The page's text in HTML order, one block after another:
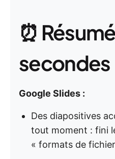
⏰
secondes
Google Slides :
Des diapositives
tout moment : fini
« formats de